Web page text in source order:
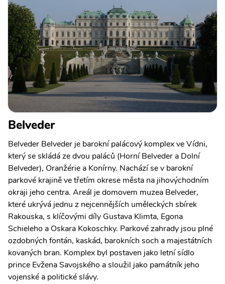
Belveder
Belveder Belveder je barokní palácový komplex ve Vídni,
který se skládá ze dvou paláců (Horní Belveder a Dolní
Belveder), Oranžérie a Konírny. Nachází se v barokní
parkové krajině ve třetím okrese města na jihovýchodním
okraji jeho centra. Areál je domovem muzea Belveder,
které ukrývá jednu z nejcennějších uměleckých sbírek
Rakouska, s klíčovými díly Gustava Klimta, Egona
Schieleho a Oskara Kokoschky. Parkové zahrady jsou plné
ozdobných fontán, kaskád, barokních soch a majestátních
kovaných bran. Komplex byl postaven jako letní sídlo
prince Evžena Savojského a sloužil jako památník jeho
vojenské a politické slávy.